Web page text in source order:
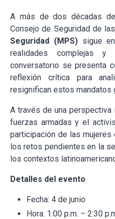
A más de dos décadas
Consejo de Seguridad de
Seguridad (MPS)sigue
realidades complejas y
conversatorio se presenta
reflexión crítica para
resignifican estos mandatos
A través de una perspectiva
fuerzas armadas y el
participación de las
los retos pendientes en la
los contextos
Detalles del evento
Fecha: 4 de junio
Hora: 1:00 p.m. – 2:30